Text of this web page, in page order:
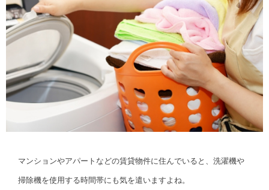
マンションやアパートなどの賃貸物件に住んでいると、洗濯機や
掃除機を使用する時間帯にも気を遣いますよね。